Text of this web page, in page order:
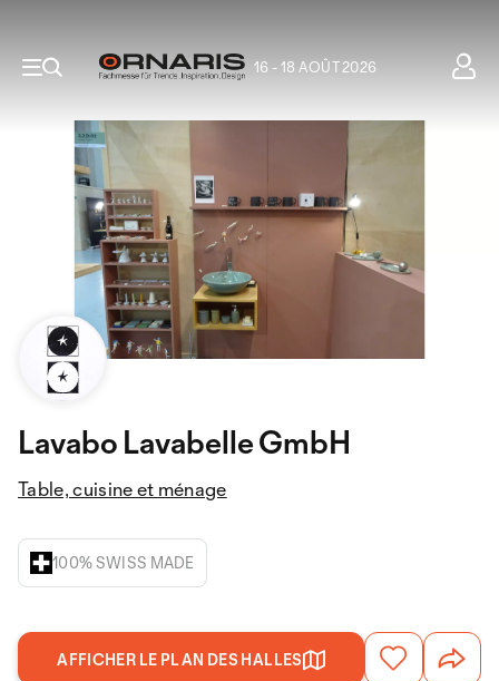
16 - 18 AOÛT 2026
Lavabo Lavabelle GmbH
Table, cuisine et ménage
100% SWISS MADE
AFFICHER LE PLAN DES HALLES